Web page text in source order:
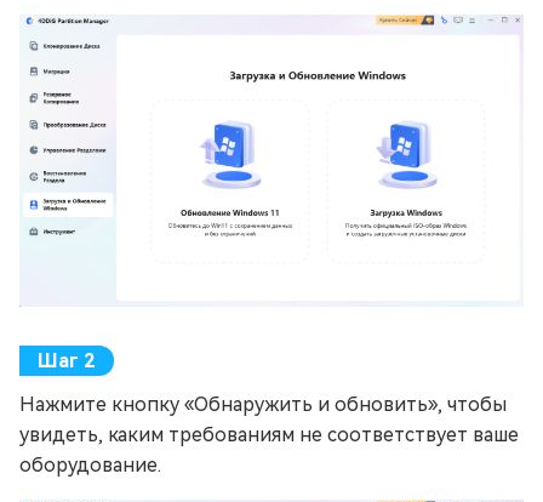
Нажмите кнопку «Обнаружить и обновить», чтобы
увидеть, каким требованиям не соответствует ваше
оборудование.